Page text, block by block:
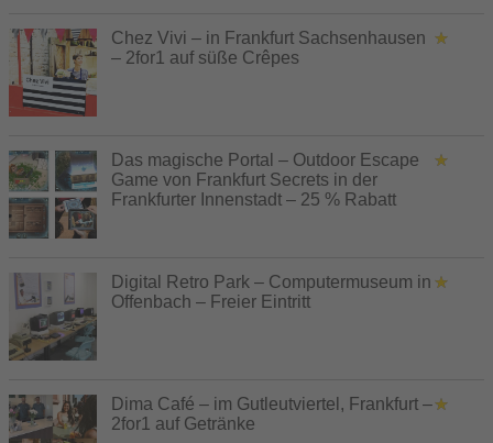
Chez Vivi – in Frankfurt Sachsenhausen
– 2for1 auf süße Crêpes
Das magische Portal – Outdoor Escape
Game von Frankfurt Secrets in der
Frankfurter Innenstadt – 25 % Rabatt
Digital Retro Park – Computermuseum in
Offenbach – Freier Eintritt
Dima Café – im Gutleutviertel, Frankfurt –
2for1 auf Getränke